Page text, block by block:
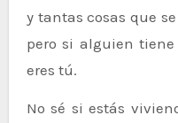
y tantas cosas que
pero si alguien
eres tú.
No sé si estás